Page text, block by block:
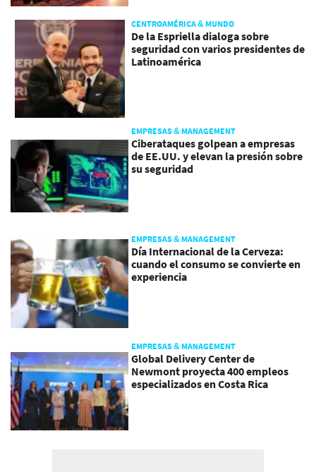
CENTROAMÉRICA & MUNDO
De la Espriella dialoga sobre
seguridad con varios presidentes de
Latinoamérica
EMPRESAS & MANAGEMENT
Ciberataques golpean a empresas
de EE.UU. y elevan la presión sobre
su seguridad
EMPRESAS & MANAGEMENT
Día Internacional de la Cerveza:
cuando el consumo se convierte en
experiencia
EMPRESAS & MANAGEMENT
Global Delivery Center de
Newmont proyecta 400 empleos
especializados en Costa Rica